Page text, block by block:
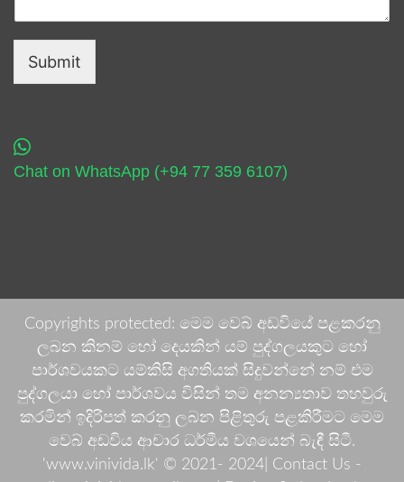
Submit
Chat on WhatsApp (+94 77 359 6107)
Copyrights protected: මෙම වෙබ් අඩවියේ පළකරනු
ලබන කිනම් හෝ දෙයකින් යම් පුද්ගලයකුට හෝ
පාර්ශවයකට යම්කිසි අගතියක් සිදුවන්නේ නම් එම
පුද්ගලයා හෝ පාර්ශවය විසින් තම අනන්‍යතාව තහවුරු
කරමින් ඉදිරිපත් කරනු ලබන පිළිතුරු පළකිරීමට මෙම
වෙබ් අඩවිය ආචාර ධර්මීය වශයෙන් බැඳී සිටී.
'www.vinivida.lk' © 2021- 2024| Contact Us -